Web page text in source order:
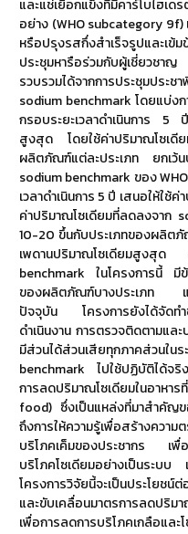
และแช่เยือกแข็งที่มีคาร์โบไฮเ
อย่าง (WHO subcategory 9f)
หรือปรุงรสกึ่งสำเร็จรูปและเข้
ประชุมหารือร่วมกับผู้เชี่ยวชา
รวบรวมได้จากการประชุมปร
sodium benchmark โดยแบ่งก
กรอบระยะเวลาดำเนินการ 5
สูงสุด โดยใช้ค่าปริมาณโซเ
ผลิตภัณฑ์แต่ละประเภท ยกเ
sodium benchmark ของ
เวลาดำเนินการ 5 ปี เสนอให้ใช้
ค่าปริมาณโซเดียมที่ลดลงจาก
10-20 ขึ้นกับประเภทของผลิตภั
เพดานปริมาณโซเดียมสูงสุด
benchmark ในโครงการนี้ มี
ของผลิตภัณฑ์บางประเภท แล
ปัจจุบัน โครงการยังได้จัดทำข้
ดำเนินงาน การตรวจติดตามแล
มีส่วนได้ส่วนเสียทุกภาคส่ว
benchmark ไปใช้ปฏิบัติได้จริ
การลดปริมาณโซเดียมในอาห
food) ซึ่งเป็นแหล่งที่มาสำคัญ
ถึงการให้ความรู้เพื่อสร้างควา
บริโภคเค็มของประชากร เพื่อ
บริโภคโซเดียมอย่างเป็นระ
โครงการวิจัยนี้จะเป็นประโยชน์
และขับเคลื่อนมาตรการลดปริม
เพื่อการลดการบริโภคเกลือและ